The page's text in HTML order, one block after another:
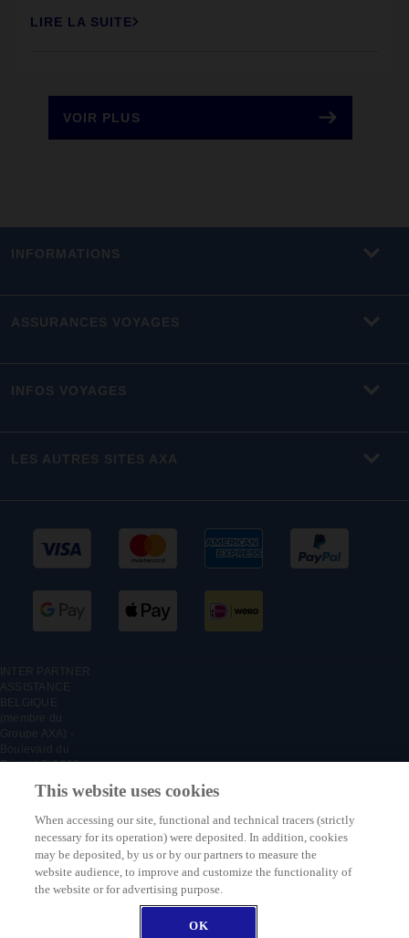
LIRE LA SUITE
VOIR PLUS
INFORMATIONS
ASSURANCES VOYAGES
INFOS VOYAGES
LES AUTRES SITES AXA
INTER PARTNER
ASSISTANCE
BELGIQUE
(membre du
Groupe AXA) -
Boulevard du
Régent 7, 1000
- Succursale belge
ASSISTANCE SA,
entreprise
d'assurance
immatriculée en
France sous le
This website uses cookies
When accessing our site, functional and technical tracers (strictly
necessary for its operation) were deposited. In addition, cookies
may be deposited, by us or by our partners to measure the
website audience, to improve and customize the functionality of
the website or for advertising purpose.
OK